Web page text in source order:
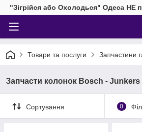
"Зігрійся або Охолодься" Одеса НЕ
Товари та послуги Запчастини
Запчасти колонок Bosch - Junkers
Сортування 0